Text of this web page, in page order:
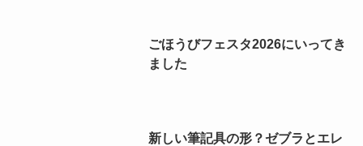
ごほうびフェスタ2026にいってき
ました
新しい筆記具の形？ゼブラとエレ